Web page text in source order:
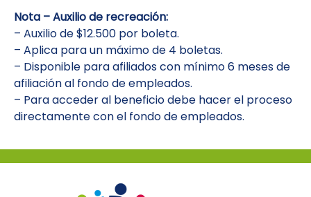
Nota – Auxilio de recreación:
– Auxilio de $12.500 por boleta.
– Aplica para un máximo de 4 boletas.
– Disponible para afiliados con mínimo 6 meses de
afiliación al fondo de empleados.
– Para acceder al beneficio debe hacer el proceso
directamente con el fondo de empleados.